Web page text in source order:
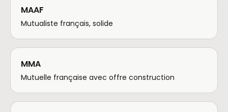
MAAF
Mutualiste français, solide
MMA
Mutuelle française avec offre construction